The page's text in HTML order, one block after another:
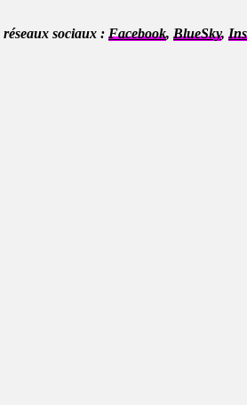
sociaux : Facebook, BlueSky,